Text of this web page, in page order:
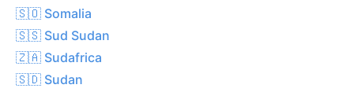
🇸🇴 Somalia
🇸🇸 Sud Sudan
🇿🇦 Sudafrica
🇸🇩 Sudan